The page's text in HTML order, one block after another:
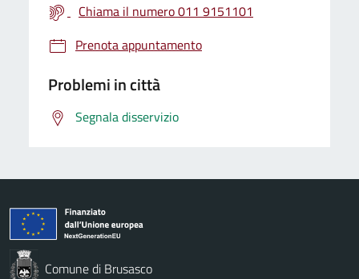
Chiama il numero 011 9151101
Prenota appuntamento
Problemi in città
Segnala disservizio
Comune di Brusasco